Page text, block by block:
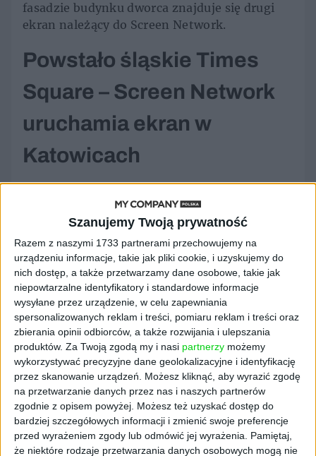
Szanujemy Twoją prywatność
Razem z naszymi 1733 partnerami przechowujemy na
urządzeniu informacje, takie jak pliki cookie, i uzyskujemy do
nich dostęp, a także przetwarzamy dane osobowe, takie jak
niepowtarzalne identyfikatory i standardowe informacje
wysyłane przez urządzenie, w celu zapewniania
spersonalizowanych reklam i treści, pomiaru reklam i treści oraz
zbierania opinii odbiorców, a także rozwijania i ulepszania
produktów. Za Twoją zgodą my i nasi partnerzy możemy
wykorzystywać precyzyjne dane geolokalizacyjne i identyfikację
przez skanowanie urządzeń. Możesz kliknąć, aby wyrazić zgodę
na przetwarzanie danych przez nas i naszych partnerów
zgodnie z opisem powyżej. Możesz też uzyskać dostęp do
bardziej szczegółowych informacji i zmienić swoje preferencje
przed wyrażeniem zgody lub odmówić jej wyrażenia.
Pamiętaj,
że niektóre rodzaje przetwarzania danych osobowych mogą nie
fasadzie budynku dworca znajduje się drugi
ekran należący do Screen Network.
Powstało śląskie Times
Square – Screen Network
uruchamia ekran w
Katowicach
tylko jako medium reklamowe, ale także jako
narzędzie do przekazywania ważnych
informacji, wspierając tym samym codzienne
życie lokalnej społeczności. To przestrzeń,
którą aktywizujemy, przyciągając zarówno
mieszkańców, jak i turystów. Poprzez
skupienie dwóch ekranów w jednym miejscu,
tworzymy punkt, który przyciąga uwagę i
zapewnia maksymalną widoczność.
Nowoczesna technologia przyczynia się do
pozytywnej transformacji tego obszaru,
czyniąc go punktem, wokół którego
koncentruje się miejska dynamika i interakcja
społeczna" – mówi Agnieszka Godlewska,
Prezes Digital Network. – „Uruchomienie